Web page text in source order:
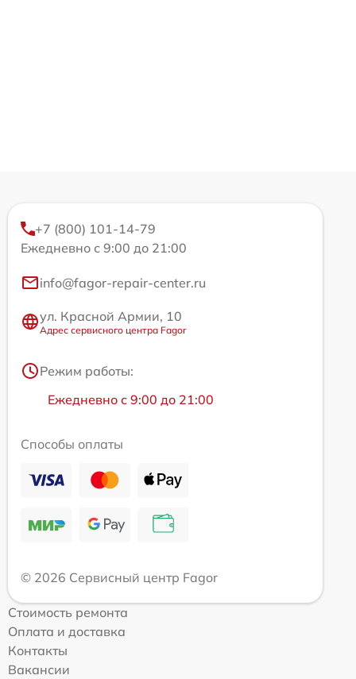
+7 (800) 101-14-79
Ежедневно с 9:00 до 21:00
info@fagor-repair-center.ru
ул. Красной Армии, 10
Адрес сервисного центра Fagor
Режим работы:
Ежедневно с 9:00 до 21:00
Способы оплаты
© 2026 Сервисный центр Fagor
Стоимость ремонта
Оплата и доставка
Контакты
Вакансии